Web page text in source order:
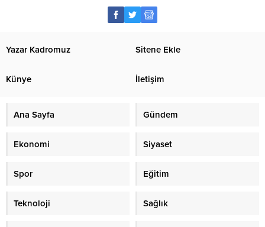
Yazar Kadromuz Sitene Ekle
Künye İletişim
Ana Sayfa Gündem
Ekonomi Siyaset
Spor Eğitim
Teknoloji Sağlık